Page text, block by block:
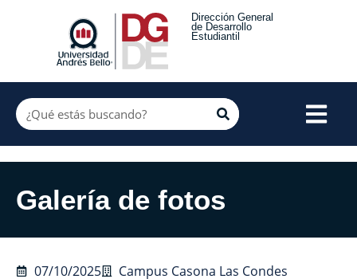
Dirección General
de Desarrollo
Estudiantil
Galería de fotos
07/10/2025
Campus Casona Las Condes